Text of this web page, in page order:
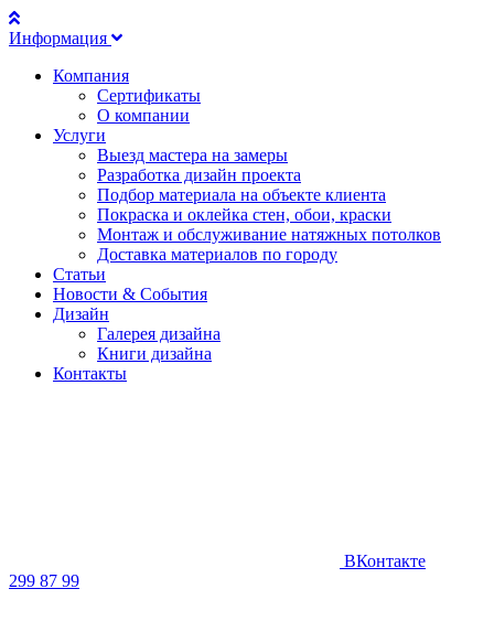
Информация
Компания
Сертификаты
О компании
Услуги
Выезд мастера на замеры
Разработка дизайн проекта
Подбор материала на объекте клиента
Покраска и оклейка стен, обои, краски
Монтаж и обслуживание натяжных потолков
Доставка материалов по городу
Статьи
Новости & События
Дизайн
Галерея дизайна
Книги дизайна
Контакты
ВКонтакте
299 87 99